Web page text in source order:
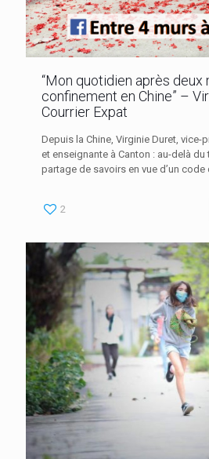
“Mon quotidien après deux
confinement en Chine” –
Courrier Expat
Depuis la Chine, Virginie Duret, vice-
et enseignante à Canton : au-delà
partage de savoirs en vue d’un
2